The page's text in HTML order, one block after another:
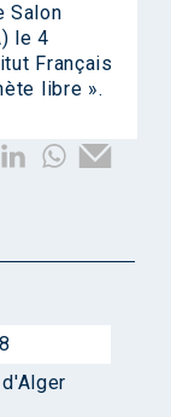
Salon
le 4
Français
libre ».